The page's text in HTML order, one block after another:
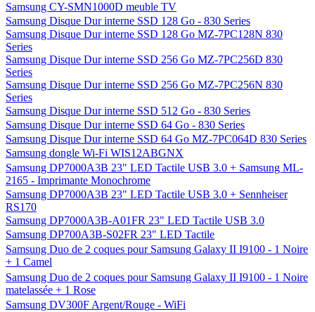
Samsung CY-SMN1000D meuble TV
Samsung Disque Dur interne SSD 128 Go - 830 Series
Samsung Disque Dur interne SSD 128 Go MZ-7PC128N 830
Series
Samsung Disque Dur interne SSD 256 Go MZ-7PC256D 830
Series
Samsung Disque Dur interne SSD 256 Go MZ-7PC256N 830
Series
Samsung Disque Dur interne SSD 512 Go - 830 Series
Samsung Disque Dur interne SSD 64 Go - 830 Series
Samsung Disque Dur interne SSD 64 Go MZ-7PC064D 830 Series
Samsung dongle Wi-Fi WIS12ABGNX
Samsung DP7000A3B 23" LED Tactile USB 3.0 + Samsung ML-
2165 - Imprimante Monochrome
Samsung DP7000A3B 23" LED Tactile USB 3.0 + Sennheiser
RS170
Samsung DP7000A3B-A01FR 23" LED Tactile USB 3.0
Samsung DP700A3B-S02FR 23" LED Tactile
Samsung Duo de 2 coques pour Samsung Galaxy II I9100 - 1 Noire
+ 1 Camel
Samsung Duo de 2 coques pour Samsung Galaxy II I9100 - 1 Noire
matelassée + 1 Rose
Samsung DV300F Argent/Rouge - WiFi